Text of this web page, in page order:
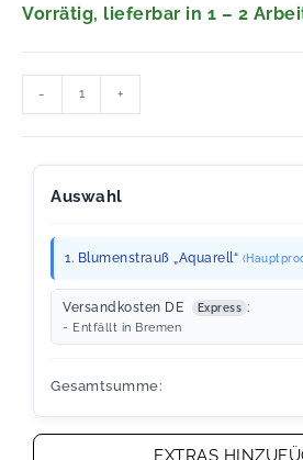
ertungen
Vorrätig, lieferbar in 1 – 2
- +
Auswahl
1. Blumenstrauß „Aquarell“
Versandkosten DE Express :
- Entfällt in Bremen
Gesamtsumme:
EXTRAS